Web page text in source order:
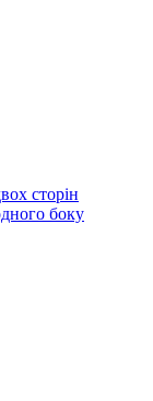
сторін
боку